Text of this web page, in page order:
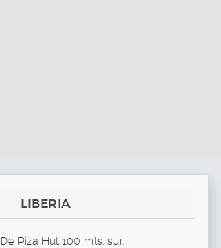
LIBERIA
De Piza Hut 100 mts. sur.